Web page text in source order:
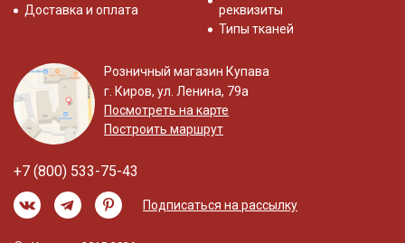
Доставка и оплата
реквизиты
Типы тканей
Розничный магазин Купава
г. Киров, ул. Ленина, 79а
Посмотреть на карте
Построить маршрут
+7 (800) 533-75-43
Подписаться на рассылку